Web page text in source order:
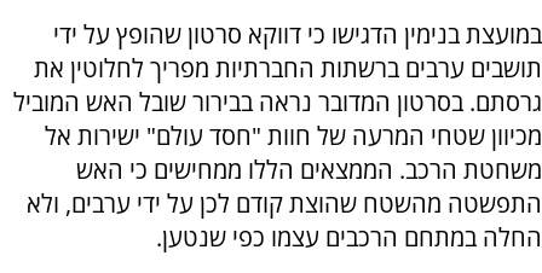
במועצת בנימין הדגישו כי דווקא סרטון שהופץ על ידי
תושבים ערבים ברשתות החברתיות מפריך לחלוטין את
גרסתם. בסרטון המדובר נראה בבירור שובל האש המוביל
מכיוון שטחי המרעה של חוות "חסד עולם" ישירות אל
משחטת הרכב. הממצאים הללו ממחישים כי האש
התפשטה מהשטח שהוצת קודם לכן על ידי ערבים, ולא
החלה במתחם הרכבים עצמו כפי שנטען.